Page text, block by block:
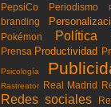
PepsiCo Periodismo
branding
Pokémon
Política
Prensa Productividad
Psicología
Rastreator Real Madrid
Redes sociales